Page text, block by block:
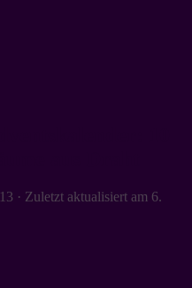
· Zuletzt aktualisiert am 6.